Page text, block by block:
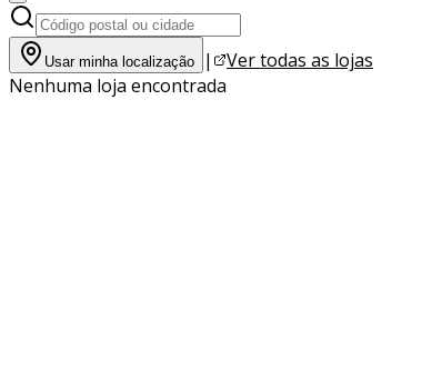
Usar minha localização |
Ver todas as lojas
Nenhuma loja encontrada